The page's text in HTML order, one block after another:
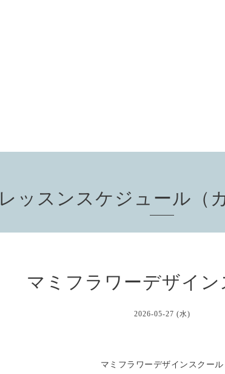
レッスンスケジュール（
マミフラワーデザイ
2026-05-27 (水)
マミフラワーデザインスクール